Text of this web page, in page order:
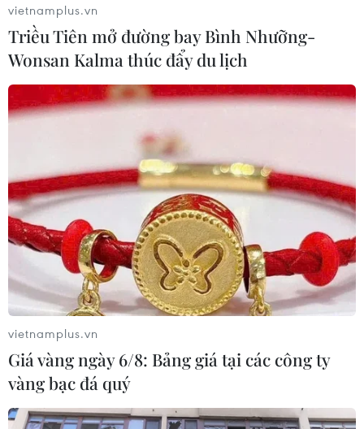
vietnamplus.vn
Triều Tiên mở đường bay Bình Nhưỡng-
Wonsan Kalma thúc đẩy du lịch
vietnamplus.vn
Giá vàng ngày 6/8: Bảng giá tại các công ty
vàng bạc đá quý